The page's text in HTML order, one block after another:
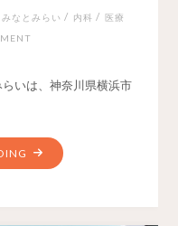
みなとみらい / 内科 /
医療
いは、神奈川県横浜市